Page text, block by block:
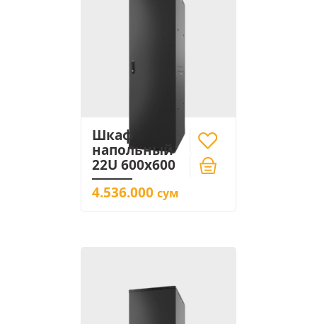
Шкаф
напольный
22U 600x600
4.536.000 сум